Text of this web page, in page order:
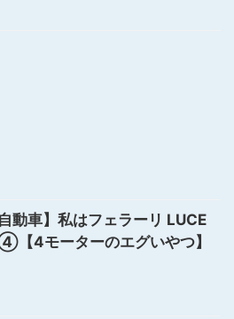
自動車】私はフェラーリ LUCE
【4モーターのエグいやつ】